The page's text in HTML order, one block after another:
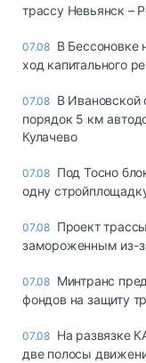
трассу Невьянск –
07.08 В Бессоновке
ход капитального
07.08 В Ивановской
порядок 5 км
Кулачево
07.08 Под Тосно
одну
07.08 Проект
замороженным из-
07.08 Минтранс
фондов на защиту
07.08 На развязке
две полосы